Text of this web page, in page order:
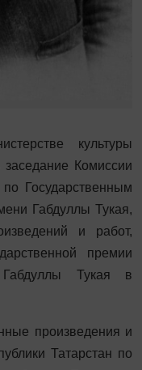
культуры
заседание Комиссии
Государственным
Габдуллы Тукая,
и работ,
премии
Габдуллы Тукая в
произведения и
Татарстан по